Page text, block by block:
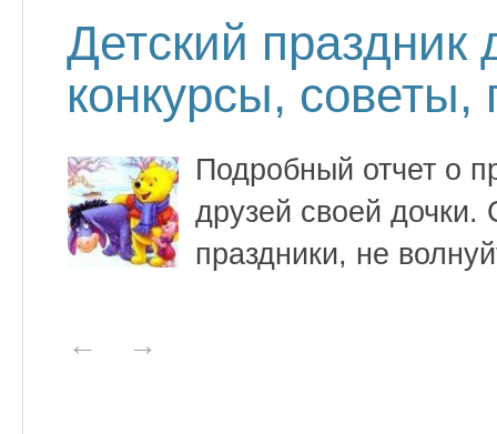
Детский
конкурсы, советы,
Подробный отчет о
друзей своей дочки.
праздники, не
← →